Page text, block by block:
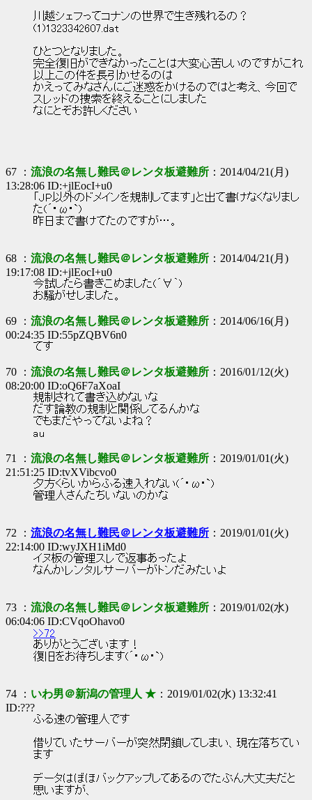
川越シェフってコナンの世界で生き残れるの？
(1)1323342607.dat
ひとつとなりました。
完全復旧ができなかったことは大変心苦しいのですがこれ
以上この件を長引かせるのは
かえってみなさんにご迷惑をかけるのではと考え、今回で
スレッドの捜索を終えることにしました
なにとぞお許しください
67 ： 流浪の名無し難民＠レンタ板避難所 ：2014/04/21(月)
13:28:06 ID:+jlEocI+u0
「JP以外のドメインを規制してます」と出て書けなくなりまし
た(´･ω･`)
昨日まで書けてたのですが…。
68 ： 流浪の名無し難民＠レンタ板避難所 ：2014/04/21(月)
19:17:08 ID:+jlEocI+u0
今試したら書きこめました(´∀｀)
お騒がせしました。
69 ： 流浪の名無し難民＠レンタ板避難所 ：2014/06/16(月)
00:24:35 ID:55pZQBV6n0
てす
70 ： 流浪の名無し難民＠レンタ板避難所 ：2016/01/12(火)
08:20:00 ID:oQ6F7aXoaI
規制されて書き込めないな
だす論教の規制と関係してるんかな
でもまだやってないよね？
au
71 ： 流浪の名無し難民＠レンタ板避難所 ：2019/01/01(火)
21:51:25 ID:tvXVibcvo0
夕方くらいからふる速入れない(´･ω･`)
管理人さんたちいないのかな
72 ： 流浪の名無し難民＠レンタ板避難所 ：2019/01/01(火)
22:14:00 ID:wyJXH1iMd0
イヌ板の管理スレで返事あったよ
なんかレンタルサーバーがトンだみたいよ
73 ： 流浪の名無し難民＠レンタ板避難所 ：2019/01/02(水)
06:04:06 ID:CVqoOhavo0
>>72
ありがとうございます！
復旧をお待ちします(´･ω･`)
74 ： いわ男＠新潟の管理人 ★ ：2019/01/02(水) 13:32:41
ID:???
ふる速の管理人です
借りていたサーバーが突然閉鎖してしまい、現在落ちてい
ます
データはぼほバックアップしてあるのでたぶん大丈夫だと
思いますが、